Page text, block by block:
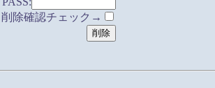
削除確認チェック→